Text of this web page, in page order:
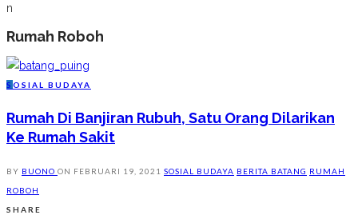
n
Rumah Roboh
S OSIAL BUDAYA
Rumah Di Banjiran Rubuh, Satu Orang Dilarikan
Ke Rumah Sakit
BY BUONO ON FEBRUARI 19, 2021 SOSIAL BUDAYA BERITA BATANG RUMAH
ROBOH
SHARE